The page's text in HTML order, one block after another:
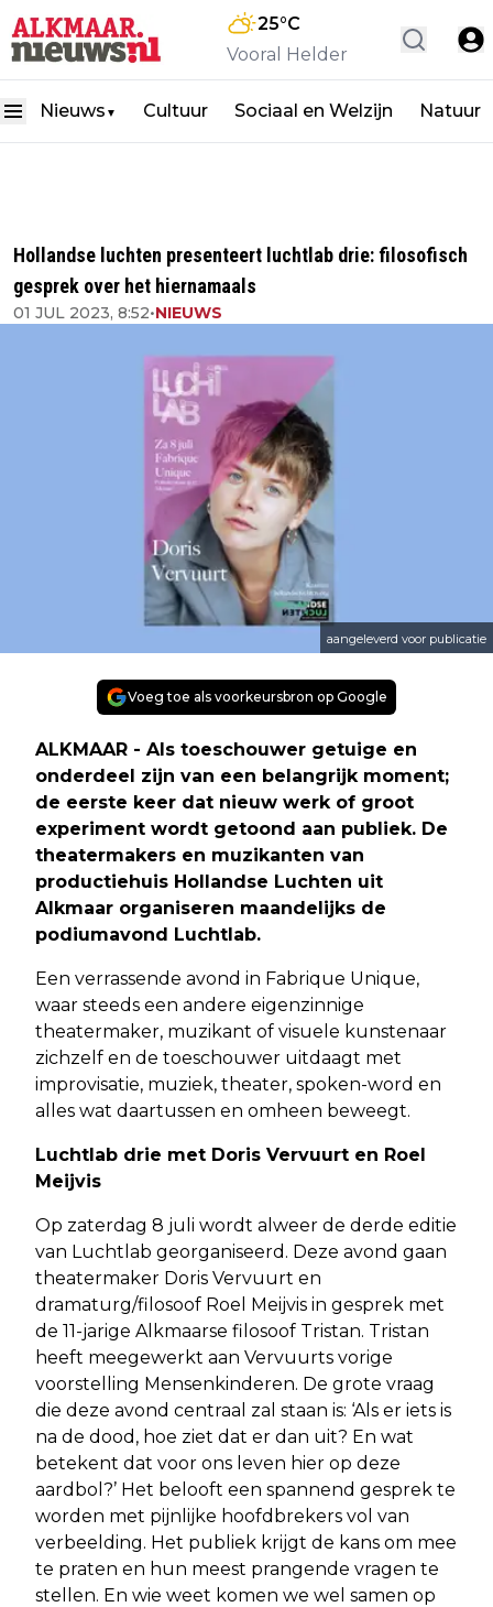
25°C
Vooral Helder
Nieuws ▼ Cultuur Sociaal en Welzijn Natuur
Hollandse luchten presenteert luchtlab drie: filosofisch
gesprek over het hiernamaals
01 JUL 2023, 8:52•NIEUWS
aangeleverd voor publicatie
Voeg toe als voorkeursbron op Google
ALKMAAR - Als toeschouwer getuige en
onderdeel zijn van een belangrijk moment;
de eerste keer dat nieuw werk of groot
experiment wordt getoond aan publiek. De
theatermakers en muzikanten van
productiehuis Hollandse Luchten uit
Alkmaar organiseren maandelijks de
podiumavond Luchtlab.
Een verrassende avond in Fabrique Unique,
waar steeds een andere eigenzinnige
theatermaker, muzikant of visuele kunstenaar
zichzelf en de toeschouwer uitdaagt met
improvisatie, muziek, theater, spoken-word en
alles wat daartussen en omheen beweegt.
Luchtlab drie met Doris Vervuurt en Roel
Meijvis
Op zaterdag 8 juli wordt alweer de derde editie
van Luchtlab georganiseerd. Deze avond gaan
theatermaker Doris Vervuurt en
dramaturg/filosoof Roel Meijvis in gesprek met
de 11-jarige Alkmaarse filosoof Tristan. Tristan
heeft meegewerkt aan Vervuurts vorige
voorstelling Mensenkinderen. De grote vraag
die deze avond centraal zal staan is: ‘Als er iets is
na de dood, hoe ziet dat er dan uit? En wat
betekent dat voor ons leven hier op deze
aardbol?’ Het belooft een spannend gesprek te
worden met pijnlijke hoofdbrekers vol van
verbeelding. Het publiek krijgt de kans om mee
te praten en hun meest prangende vragen te
stellen. En wie weet komen we wel samen op